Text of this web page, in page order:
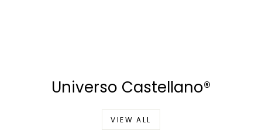
Universo Castellano®
VIEW ALL